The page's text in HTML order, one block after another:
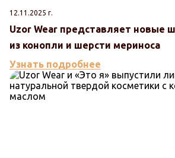
12.11.2025 г.
Uzor Wear представляет новые
из конопли и шерсти мериноса
Узнать подробнее